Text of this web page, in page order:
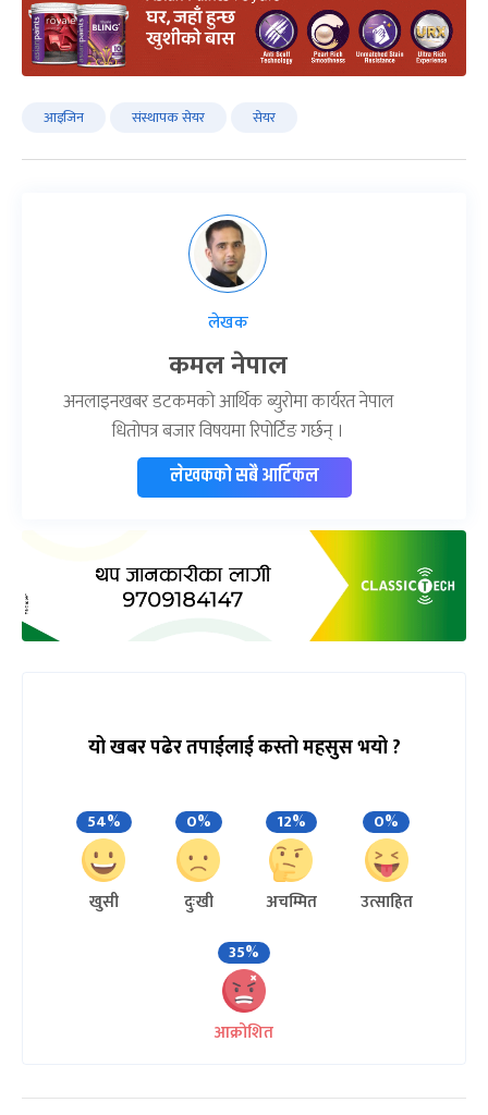
आइजिन संस्थापक सेयर सेयर
लेखक
कमल नेपाल
अनलाइनखबर डटकमको आर्थिक ब्युरोमा कार्यरत नेपाल
धितोपत्र बजार विषयमा रिपोर्टिङ गर्छन् ।
लेखकको सबै आर्टिकल
यो खबर पढेर तपाईलाई कस्तो महसुस भयो ?
54%
खुसी
0%
दुःखी
12%
अचम्मित
0%
उत्साहित
35%
आक्रोशित